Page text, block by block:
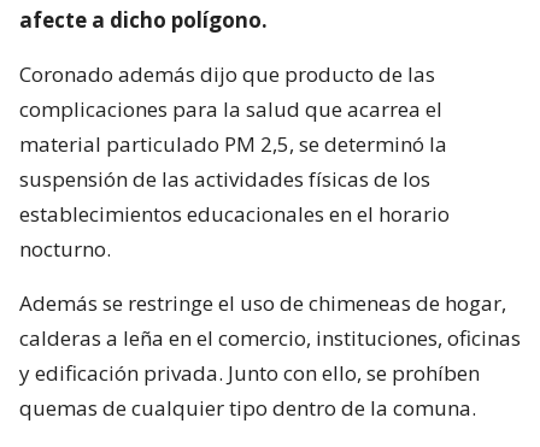
afecte a dicho polígono.
Coronado además dijo que producto de las
complicaciones para la salud que acarrea el
material particulado PM 2,5, se determinó la
suspensión de las actividades físicas de los
establecimientos educacionales en el horario
nocturno.
Además se restringe el uso de chimeneas de hogar,
calderas a leña en el comercio, instituciones, oficinas
y edificación privada. Junto con ello, se prohíben
quemas de cualquier tipo dentro de la comuna.